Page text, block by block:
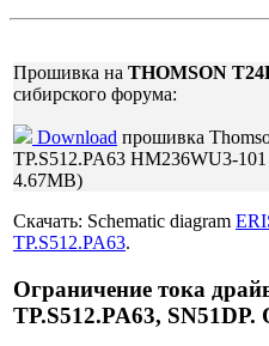
Прошивка на THOMSON
сибирского форума:
Download прошивка
TP.S512.PA63 HM236WU3-
4.67MB)
Cкачать: Schematic diagram
TP.S512.PA63.
Ограничение тока
TP.S512.PA63,